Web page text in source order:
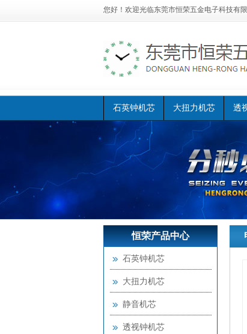
您好！欢迎光临东莞市恒荣五金电子科技有
石英钟机芯 大扭力机芯 透
恒荣产品中心恒荣首页
石英钟机芯
大扭力机芯
静音机芯
透视钟机芯